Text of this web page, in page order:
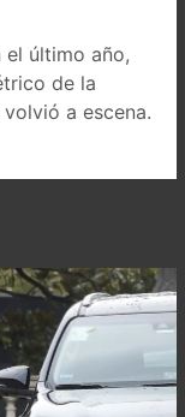
último año,
de la
a escena.